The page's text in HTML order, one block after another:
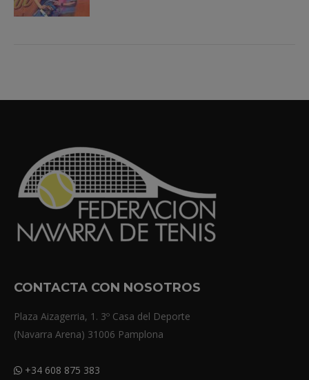
CONTACTA CON NOSOTROS
Plaza Aizagerria, 1. 3º Casa del Deporte
(Navarra Arena) 31006 Pamplona
+34 608 875 383